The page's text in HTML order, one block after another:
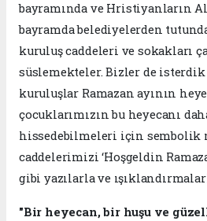
bayramında ve Hristiyanların
bayramda belediyelerden
kuruluş caddeleri ve sokakları
süslemekteler. Bizler de
kuruluşlar Ramazan ayının
çocuklarımızın bu heyecanı
hissedebilmeleri için sembolik
caddelerimizi ‘Hoşgeldin
gibi yazılarla ve
"Bir heyecan, bir huşu ve